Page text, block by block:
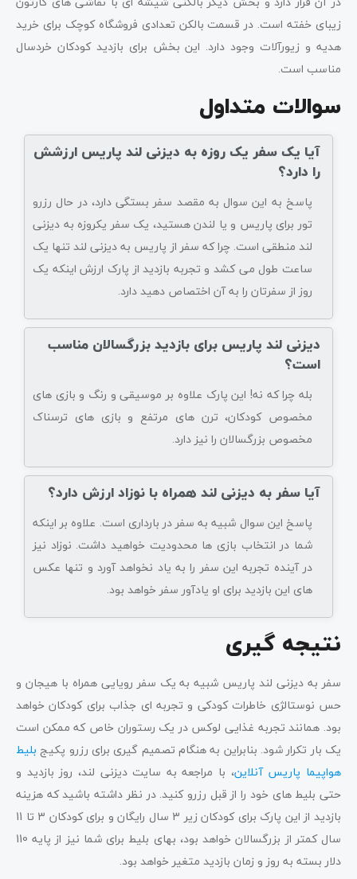
زیبای خفته است. در قسمت بالکن تعدادی فروشگاه کوچک برای خرید
هدیه و زیورآلات وجود دارد. این بخش برای بازدید کودکان خردسال
مناسب است.
سوالات متداول
آیا یک سفر یک روزه به دیزنی لند پاریس ارزشش
را دارد؟
پاسخ به این سوال به مقصد سفر بستگی دارد، در حال رزرو
تور برای پاریس و یا لندن هستید، یک سفر یکروزه به دیزنی
لند منطقی است. چرا که سفر از پاریس به دیزنی لند تنها یک
ساعت طول می کشد و تجربه بازدید از پارک ارزش اینکه یک
روز از سفرتان را به آن اختصاص دهید دارد.
دیزنی لند پاریس برای بازدید بزرگسالان مناسب
است؟
بله چرا که نه! این پارک علاوه بر موسیقی و رنگ و بازی های
مخصوص کودکان، ترن های مرتفع و بازی های ترسناک
مخصوص بزرگسالان را نیز دارد.
آیا سفر به دیزنی لند همراه با نوزاد ارزش دارد؟
پاسخ این سوال شبیه به سفر در بارداری است. علاوه بر اینکه
شما در انتخاب بازی ها محدودیت خواهید داشت. نوزاد نیز
در آینده تجربه این سفر را به یاد نخواهد آورد و تنها عکس
های این بازدید برای او یادآور سفر خواهد بود.
نتیجه گیری
سفر به دیزنی لند پاریس شبیه به یک سفر رویایی همراه با هیجان و
حس نوستالژی خاطرات کودکی و تجربه ای جذاب برای کودکان خواهد
بود. همانند تجربه غذایی لوکس در یک رستوران خاص که ممکن است
یک بار تکرار شود. بنابراین به هنگام تصمیم گیری برای رزرو پکیج بلیط
هواپیما پاریس آنلاین، با مراجعه به سایت دیزنی لند، روز بازدید و
حتی بلیط های خود را از قبل رزرو کنید. در نظر داشته باشید که هزینه
بازدید از این پارک برای کودکان زیر 3 سال رایگان و برای کودکان 3 تا 11
سال کمتر از بزرگسالان خواهد بود، بهای بلیط برای شما نیز از پایه 110
دلار بسته به روز و زمان بازدید متغیر خواهد بود.